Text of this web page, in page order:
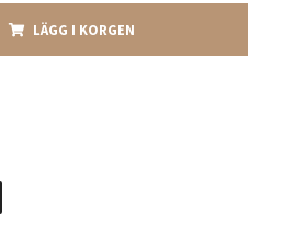
LÄGG I KORGEN